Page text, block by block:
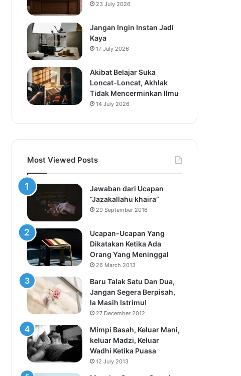
23 July 2026
Jangan Ingin Instan Jadi
Kaya
17 July 2026
Akibat Belajar Suka
Loncat-Loncat, Akhlak
Tidak Mencerminkan Ilmu
14 July 2026
Most Viewed Posts
Jawaban dari Ucapan
“Jazakallahu khaira”
29 September 2016
Ucapan-Ucapan Yang
Dikatakan Ketika Ada
Orang Yang Meninggal
26 March 2013
Baru Talak Satu Dan Dua,
Jangan Segera Berpisah,
Ia Masih Istrimu!
27 December 2012
Mimpi Basah, Keluar Mani,
keluar Madzi, Keluar
Wadhi Ketika Puasa
12 July 2013